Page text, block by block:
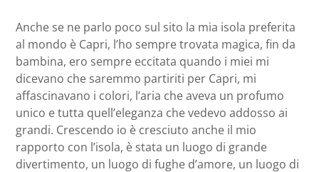
Anche se ne parlo poco sul sito la mia isola preferita
al mondo è Capri, l’ho sempre trovata magica, fin da
bambina, ero sempre eccitata quando i miei mi
dicevano che saremmo partiriti per Capri, mi
affascinavano i colori, l’aria che aveva un profumo
unico e tutta quell’eleganza che vedevo addosso ai
grandi. Crescendo io è cresciuto anche il mio
rapporto con l’isola, è stata un luogo di grande
divertimento, un luogo di fughe d’amore, un luogo di